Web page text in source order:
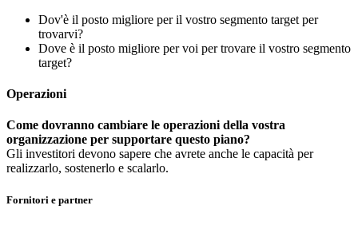
Dov'è il posto migliore per il vostro segmento target per
trovarvi?
Dove è il posto migliore per voi per trovare il vostro segmento
target?
Operazioni
Come dovranno cambiare le operazioni della vostra
organizzazione per supportare questo piano?
Gli investitori devono sapere che avrete anche le capacità per
realizzarlo, sostenerlo e scalarlo.
Fornitori e partner